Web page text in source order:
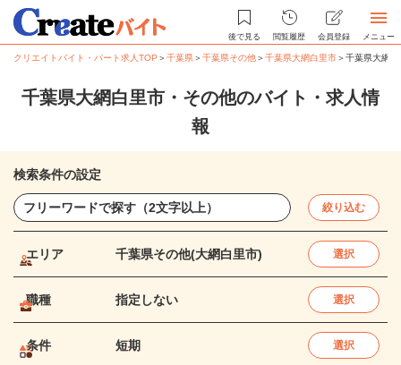
後で見る 閲覧履歴 会員登録 メニュー
クリエイトバイト・パート求人TOP ＞千葉県＞千葉県その他＞千葉県大網白里市＞千葉県大網
千葉県大網白里市・その他のバイト・求人情
報
検索条件の設定
絞り込む
エリア 千葉県その他(大網白里市) 選択
職種 指定しない 選択
条件 短期 選択